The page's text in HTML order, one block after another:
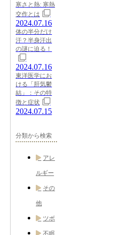
寒さと熱: 寒熱
交作とは
2024.07.16
体の半分だけ
汗？半身汗出
の謎に迫る！
2024.07.16
東洋医学にお
ける「肝気鬱
結」：その特
徴と症状
2024.07.15
分類から検索
アレ
ルギー
その
他
ツボ
不眠